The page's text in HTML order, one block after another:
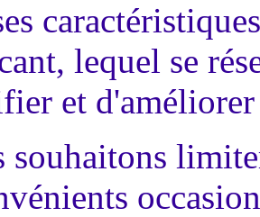
lequel se
et
souhaitons